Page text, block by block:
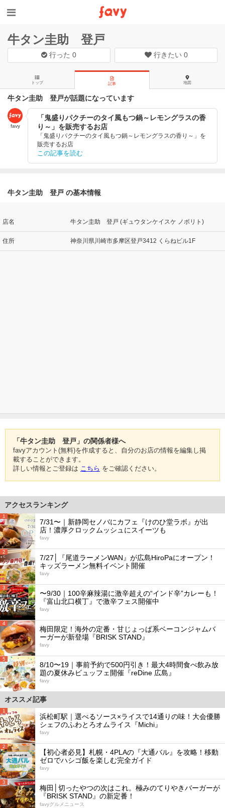
牛タン圭助 登戸
行った0 行きたい 0
トップ 記事 地図
牛タン圭助 登戸が話題になっています
favy
「鬼盛りパクチーのタイ風もつ鍋～レモングラスの香
り～」を販売するお店
「鬼盛りパクチーのタイ風もつ鍋～レモングラスの香り～」を
販売するお店
この記事を読む
牛タン圭助 登戸 の基本情報
店名 牛タン圭助 登戸 (ギュウタンケイスケ ノボリト)
住所 神奈川県川崎市多摩区登戸3412 くらねビル1F
「牛タン圭助 登戸」の関係者様へ
favyアカウント(無料)を作成すると、自分のお店の情報を編集し掲
載することができます。
詳しい情報とご登録は こちら をご確認ください。
アクセスランキング
1
7/31〜｜新静岡セノバにカフェ『けのひ堂ラボ』が出
店！濃厚クロックムッシュにスイーツも
favy
2
7/27│『尾道ラーメンWAN』が広島HiroPaにオープン！
キッズラーメン無料イベント開催
favy
3
〜9/30｜100辛麻辣湯に激辛超えの“インド辛”カレーも！
『富山北口横丁』で激辛フェス開催中
favy
4
梅田限定！海外の定番・甘じょっぱ系ベーコンジャムバ
ーガーが新登場『BRISK STAND』
favy
5
8/10〜19｜事前予約で500円引き！最大4時間食べ飲み放
題の夏休みビュッフェ開催『reDine 広島』
favy
オススメ記事
1
浜松町駅｜選べるソース×ライスで14通りの味！大会優勝
シェフのふわとろオムライス『Michi』
favy
2
【初心者必見】札幌・4PLAの『大通バル』を攻略！移動
ゼロでハシゴ飯を楽しむ完全ガイド
favy
3
梅田│切ったやつの次はこれ。極みのてりやきバーガーが
『BRISK STAND』の新定番！
favyグルメニュース